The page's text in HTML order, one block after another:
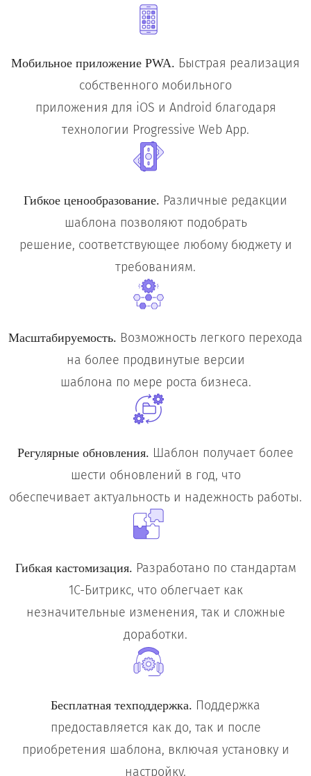
Мобильное приложение PWA. Быстрая реализация
собственного мобильного
приложения для iOS и Android благодаря
технологии Progressive Web App.
Гибкое ценообразование. Различные редакции
шаблона позволяют подобрать
решение, соответствующее любому бюджету и
требованиям.
Масштабируемость. Возможность легкого перехода
на более продвинутые версии
шаблона по мере роста бизнеса.
Регулярные обновления. Шаблон получает более
шести обновлений в год, что
обеспечивает актуальность и надежность работы.
Гибкая кастомизация. Разработано по стандартам
1С-Битрикс, что облегчает как
незначительные изменения, так и сложные
доработки.
Бесплатная техподдержка. Поддержка
предоставляется как до, так и после
приобретения шаблона, включая установку и
настройку.